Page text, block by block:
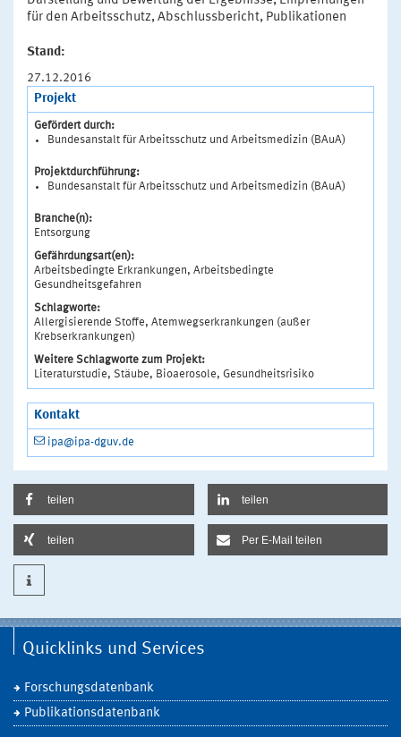
für den Arbeitsschutz, Abschlussbericht, Publikationen
Stand:
27.12.2016
Projekt
Gefördert durch:
Bundesanstalt für Arbeitsschutz und Arbeitsmedizin (BAuA)
Projektdurchführung:
Bundesanstalt für Arbeitsschutz und Arbeitsmedizin (BAuA)
Branche(n):
Entsorgung
Gefährdungsart(en):
Arbeitsbedingte Erkrankungen, Arbeitsbedingte
Gesundheitsgefahren
Schlagworte:
Allergisierende Stoffe, Atemwegserkrankungen (außer
Krebserkrankungen)
Weitere Schlagworte zum Projekt:
Literaturstudie, Stäube, Bioaerosole, Gesundheitsrisiko
Kontakt
ipa@ipa-dguv.de
teilen teilen
teilen Per E-Mail teilen
Quicklinks und Services
Forschungsdatenbank
Publikationsdatenbank